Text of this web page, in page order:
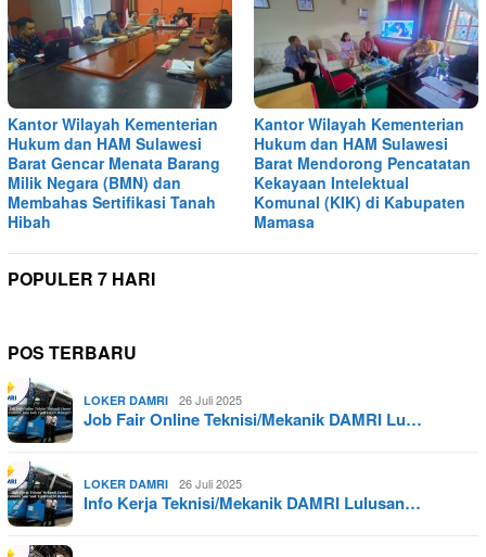
Kantor Wilayah Kementerian
Hukum dan HAM Sulawesi
Barat Gencar Menata Barang
Milik Negara (BMN) dan
Membahas Sertifikasi Tanah
Hibah
Kantor Wilayah Kementerian
Hukum dan HAM Sulawesi
Barat Mendorong Pencatatan
Kekayaan Intelektual
Komunal (KIK) di Kabupaten
Mamasa
POPULER 7 HARI
POS TERBARU
LOKER DAMRI 26 Juli 2025
Job Fair Online Teknisi/Mekanik DAMRI Lu…
LOKER DAMRI 26 Juli 2025
Info Kerja Teknisi/Mekanik DAMRI Lulusan…